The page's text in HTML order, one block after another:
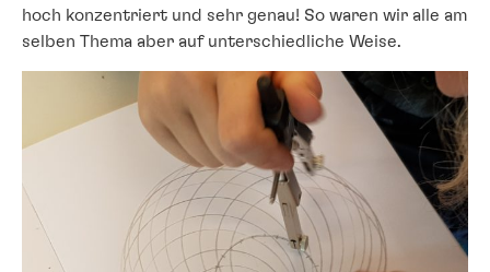
hoch konzentriert und sehr genau! So waren wir alle am
selben Thema aber auf unterschiedliche Weise.